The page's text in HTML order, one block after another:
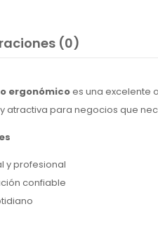
(0)
ergonómicoes una excelente
atractiva para negocios que
y profesional
confiable